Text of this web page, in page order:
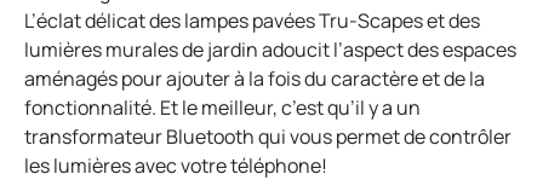
n
e
w
t
a
b
s
i
n
a
n
e
L’éclat délicat des lampes pavées Tru-Scapes et des
lumières murales de jardin adoucit l’aspect des espaces
aménagés pour ajouter à la fois du caractère et de la
fonctionnalité. Et le meilleur, c’est qu’il y a un
transformateur Bluetooth qui vous permet de contrôler
les lumières avec votre téléphone!